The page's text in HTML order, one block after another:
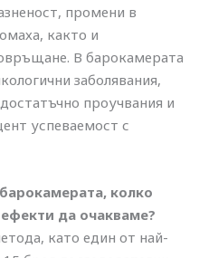
промени в
както и
В барокамерата
заболявания,
проучвания и
успеваемост с
колко
да очакваме?
като един от най-